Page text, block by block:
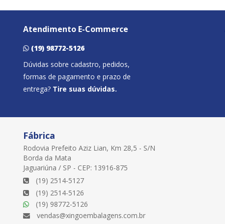
Atendimento E-Commerce
(19) 98772-5126
Dúvidas sobre cadastro, pedidos,
formas de pagamento e prazo de
entrega? Tire suas dúvidas.
Fábrica
Rodovia Prefeito Aziz Lian, Km 28,5 - S/N
Borda da Mata
Jaguariúna / SP - CEP: 13916-875
(19) 2514-5127
(19) 2514-5126
(19) 98772-5126
vendas@xingoembalagens.com.br